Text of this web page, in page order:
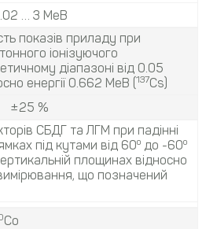
… 3 МеВ
показів приладу при
іонізуючого
діапазоні від 0.05
енергії 0.662 МеВ (137Cs)
±25 %
CБДГ та ЛГМ при падінні
під кутами від 60о до -60о
площинах відносно
що позначений
Co